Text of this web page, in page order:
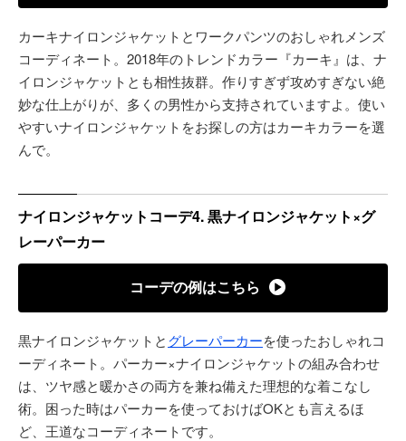
カーキナイロンジャケットとワークパンツのおしゃれメンズ
コーディネート。2018年のトレンドカラー『カーキ』は、ナ
イロンジャケットとも相性抜群。作りすぎず攻めすぎない絶
妙な仕上がりが、多くの男性から支持されていますよ。使い
やすいナイロンジャケットをお探しの方はカーキカラーを選
んで。
ナイロンジャケットコーデ4. 黒ナイロンジャケット×グ
レーパーカー
コーデの例はこちら
黒ナイロンジャケットとグレーパーカーを使ったおしゃれコ
ーディネート。パーカー×ナイロンジャケットの組み合わせ
は、ツヤ感と暖かさの両方を兼ね備えた理想的な着こなし
術。困った時はパーカーを使っておけばOKとも言えるほ
ど、王道なコーディネートです。